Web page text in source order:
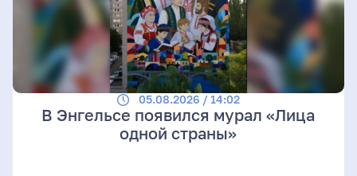
05.08.2026 / 14:02
В Энгельсе появился мурал «Лица
одной страны»